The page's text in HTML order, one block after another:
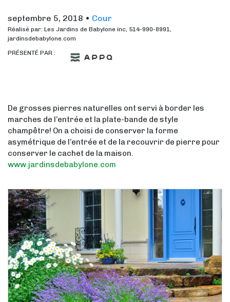
septembre 5, 2018 • Cour
Réalisé par: Les Jardins de Babylone inc, 514-990-8991,
jardinsdebabylone.com
PRÉSENTÉ PAR :
De grosses pierres naturelles ont servi à border les
marches de l’entrée et la plate-bande de style
champêtre! On a choisi de conserver la forme
asymétrique de l’entrée et de la recouvrir de pierre pour
conserver le cachet de la maison.
www.jardinsdebabylone.com